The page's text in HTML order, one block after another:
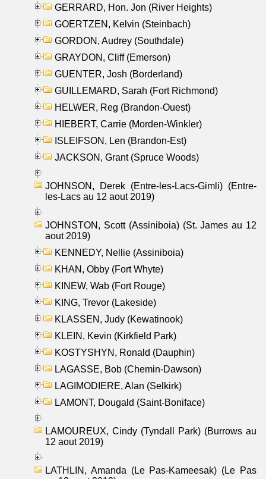
GERRARD, Hon. Jon (River Heights)
GOERTZEN, Kelvin (Steinbach)
GORDON, Audrey (Southdale)
GRAYDON, Cliff (Emerson)
GUENTER, Josh (Borderland)
GUILLEMARD, Sarah (Fort Richmond)
HELWER, Reg (Brandon-Ouest)
HIEBERT, Carrie (Morden-Winkler)
ISLEIFSON, Len (Brandon-Est)
JACKSON, Grant (Spruce Woods)
JOHNSON, Derek (Entre-les-Lacs-Gimli) (Entre-
les-Lacs au 12 aout 2019)
JOHNSTON, Scott (Assiniboia) (St. James au 12
aout 2019)
KENNEDY, Nellie (Assiniboia)
KHAN, Obby (Fort Whyte)
KINEW, Wab (Fort Rouge)
KING, Trevor (Lakeside)
KLASSEN, Judy (Kewatinook)
KLEIN, Kevin (Kirkfield Park)
KOSTYSHYN, Ronald (Dauphin)
LAGASSE, Bob (Chemin-Dawson)
LAGIMODIERE, Alan (Selkirk)
LAMONT, Dougald (Saint-Boniface)
LAMOUREUX, Cindy (Tyndall Park) (Burrows au
12 aout 2019)
LATHLIN, Amanda (Le Pas-Kameesak) (Le Pas